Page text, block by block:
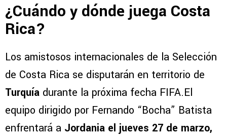
¿Cuándo y dónde juega Costa
Rica?
Los amistosos internacionales de la Selección
de Costa Rica se disputarán en territorio de
Turquía durante la próxima fecha FIFA.El
equipo dirigido por Fernando “Bocha” Batista
enfrentará a Jordania el jueves 27 de marzo,